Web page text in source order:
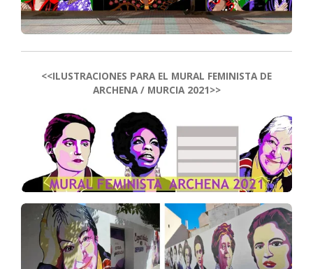
<<ILUSTRACIONES PARA EL MURAL FEMINISTA DE
ARCHENA / MURCIA 2021>>